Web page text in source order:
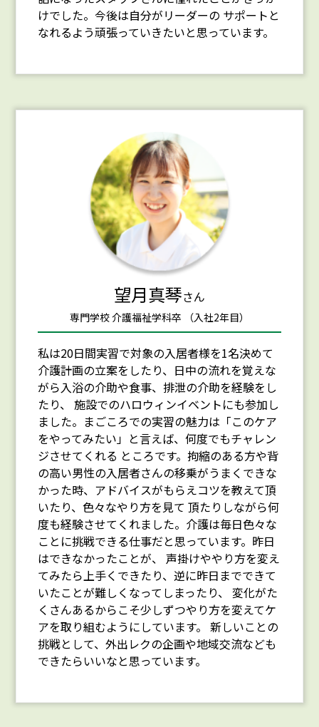
けでした。今後は自分がリーダーの サポートと
なれるよう頑張っていきたいと思っています。
望月真琴さん
専門学校 介護福祉学科卒 （入社2年目）
私は20日間実習で対象の入居者様を1名決めて
介護計画の立案をしたり、日中の流れを覚えな
がら入浴の介助や食事、排泄の介助を経験をし
たり、 施設でのハロウィンイベントにも参加し
ました。まごころでの実習の魅力は「このケア
をやってみたい」と言えば、何度でもチャレン
ジさせてくれる ところです。拘縮のある方や背
の高い男性の入居者さんの移乗がうまくできな
かった時、アドバイスがもらえコツを教えて頂
いたり、色々なやり方を見て 頂たりしながら何
度も経験させてくれました。介護は毎日色々な
ことに挑戦できる仕事だと思っています。昨日
はできなかったことが、 声掛けややり方を変え
てみたら上手くできたり、逆に昨日までできて
いたことが難しくなってしまったり、 変化がた
くさんあるからこそ少しずつやり方を変えてケ
アを取り組むようにしています。 新しいことの
挑戦として、外出レクの企画や地域交流なども
できたらいいなと思っています。